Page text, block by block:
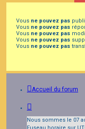
Vous ne pouvez pas
Vous ne pouvez pas
Vous ne pouvez pas
Vous ne pouvez pas
Vous ne pouvez pas
Accueil du forum
Nous sommes le 07